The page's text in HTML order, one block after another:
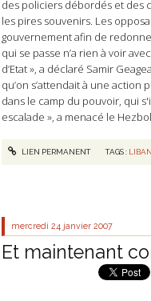
des policiers débordés et des
les pires souvenirs. Les
gouvernement afin de
qui se passe n’a rien à voir
d’Etat », a déclaré Samir
qu’on s’attendait à une action
dans le camp du pouvoir, qui
escalade », a menacé le
LIEN PERMANENT TAGS : LIBAN
mercredi 24 janvier 2007
Et maintenant